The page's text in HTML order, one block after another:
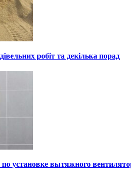
робіт та декілька порад
установке вытяжного